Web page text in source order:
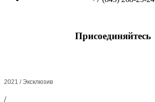
Присоединяйтесь
2021 / Эксклюзив
/